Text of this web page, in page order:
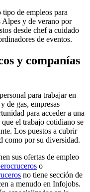
de empleos para
Alpes y de verano por
desde chef a cuidado
de eventos.
y companías
para trabajar en
de gas, empresas
para acceder a una
el trabajo cotidiano se
Los puestos a cubrir
como por su diversidad.
sus ofertas de empleo
o
no tiene sección de
a menudo en Infojobs.